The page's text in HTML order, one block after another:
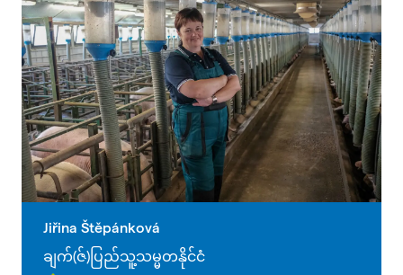
Jiřina Štěpánková
ချက်(ဇ်)ပြည်သူ့သမ္မတနိုင်ငံ